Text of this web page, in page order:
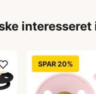
interesseret
SPAR 20%